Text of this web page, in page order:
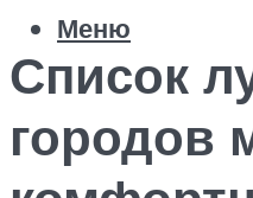
Меню
Список
городов